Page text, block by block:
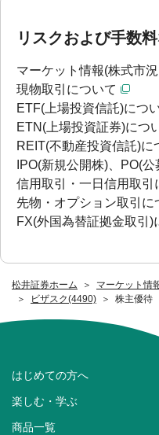
松井証券ホーム
マーケット情
ビザスク(4490)
株主優待
リスクおよび手数
マーケット情報(株式市
現物取引について
ETF(上場投資信託)につ
ETN(上場投資証券)につ
REIT(不動産投資信託)に
IPO(新規公開株)、PO(
信用取引・一日信用取引
先物・オプション取引に
FX(外国為替証拠金取引)
はじめての方へ
楽しむ・学ぶ
商品一覧